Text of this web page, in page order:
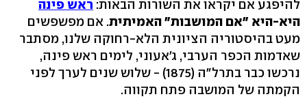
להיפגע אם יקראו את השורות הבאות: ראש פינה
היא-היא "אם המושבות" האמיתית. אם מפשפשים
מעט בהיסטוריה הציונית הלא-רחוקה שלנו, מסתבר
שאדמות הכפר הערבי, ג'אעוני, לימים ראש פינה,
נרכשו כבר בתרל"ה (1875) - שלוש שנים לערך לפני
הקמתה של המושבה פתח תקווה.